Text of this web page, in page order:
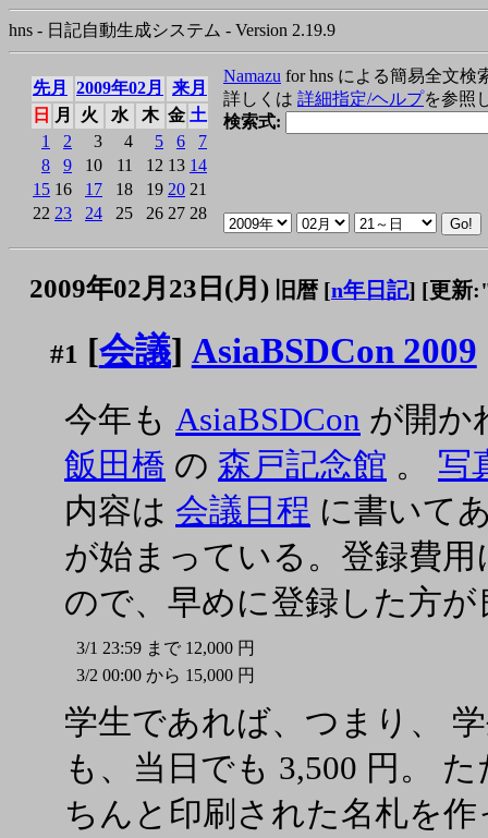
hns - 日記自動生成システム - Version 2.19.9
先月 2009年02月
来月
日
月 火 水 木 金 土
1
2 3 4 5 6
7
8
9 10 11 12 13 14
15 16 17 18 19 20 21
22 23 24 25 26 27 28
Namazu for hns による簡易全文検
詳しくは 詳細指定/ヘルプを参照
検索式:
2009年02月23日(月) 旧暦 [n年日記] [更新
#1 [会議] AsiaBSDCon 2009
今年も AsiaBSDCon が開か
飯田橋 の 森戸記念館 。 写
内容は 会議日程 に書いて
が始まっている。登録費
ので、早めに登録した方
3/1 23:59 まで 12,000 円
3/2 00:00 から 15,000 円
学生であれば、つまり、
も、当日でも 3,500 円。
ちんと印刷された名札を